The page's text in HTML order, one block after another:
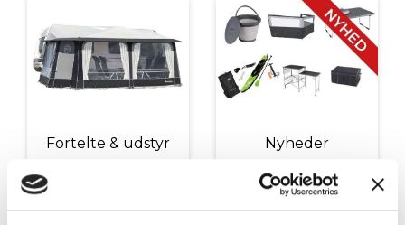
Fortelte & udstyr Nyheder